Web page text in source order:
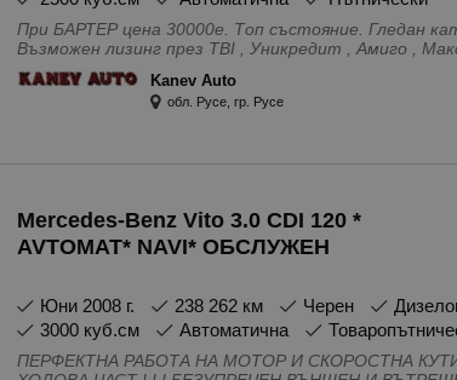
При БАРТЕР цена 30000е. Топ състояние. Гледан като бебе. Нови дискове, накладки, гуми.
Възможен лизинг през TBI , Уникредит , Амиго , Максо. Тъй като офисът не
персонал, моля, обадете се предварително!
Особености - Адаптивни предни светлини,
Антиблокираща система, Ел. разпределяне на
- Задни, Контрол на налягането на гумите,
Система за защита от пробуксуване, Въздушни
обслужен, Нов внос, С регистрация, 4(5) Врати,
Стъкла, Навигация, Регулиране на волана, Сензор
Система за измиване на фаровете, Система за
Стерео уредба, Филтър за твърди частици,
Kanev Auto
обл. Русе, гр. Русе
Mercedes-Benz Vito 3.0 CDI 120 *
AVTOMAT* NAVI* ОБСЛУЖЕН
юни 2008 г. 238 262 км Черен
3000 куб.см
Автоматична
ПЕРФЕКТНА РАБОТА НА МОТОР И СКОРОСТНА КУТИЯ ! ! ! ИЗКЛЮЧИТЕЛНО